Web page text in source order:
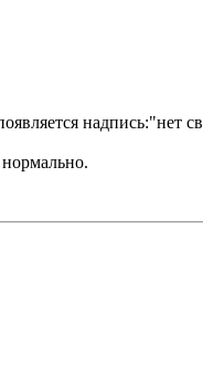
надпись:"нет
нормально.